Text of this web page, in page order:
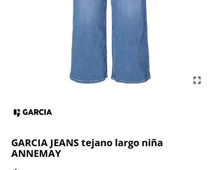
GARCIA JEANS tejano largo niña
ANNEMAY